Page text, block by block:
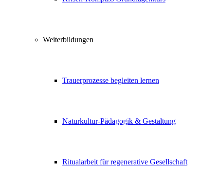
Weiterbildungen
Trauerprozesse begleiten lernen
Naturkultur-Pädagogik & Gestaltung
Ritualarbeit für regenerative Gesellschaft